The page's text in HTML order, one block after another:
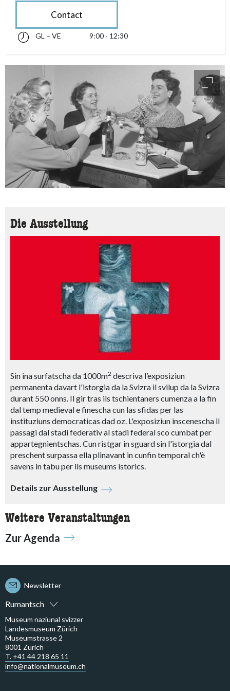
Contact
accessibility.sr-only.opening_hours
glindesdi fin venderdi 09:00 - 12:30
GL – VE 9:00 - 12:30
Die Ausstellung
Sin ina surfatscha da 1000m2 descriva l’exposiziun
permanenta davart l'istorgia da la Svizra il svilup da la Svizra
durant 550 onns. Il gir tras ils tschientaners cumenza a la fin
dal temp medieval e finescha cun las sfidas per las
instituziuns democraticas dad oz. L'exposiziun inscenescha il
passagi dal stadi federativ al stadi federal sco cumbat per
appartegnientschas. Cun ristgar in sguard sin l'istorgia dal
preschent surpassa ella plinavant in cunfin temporal ch'è
savens in tabu per ils museums istorics.
Details zur Ausstellung
Weitere Veranstaltungen
Zur Agenda
Rumantsch
Newsletter
Museum naziunal svizzer
Landesmuseum Zürich
Museumstrasse 2
8001 Zürich
T. +41 44 218 65 11
info@nationalmuseum.ch